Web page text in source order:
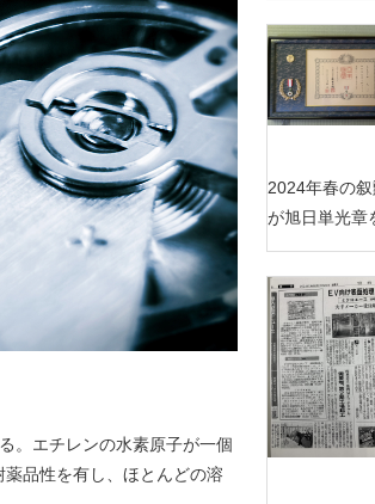
。エチレンの水素原子が一個
品性を有し、ほとんどの溶
2024年春の
が旭日単光章